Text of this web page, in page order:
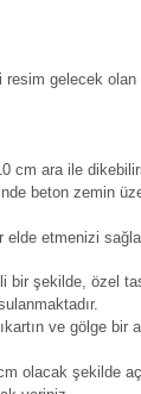
resim gelecek
cm ara ile
beton zemin
etmenizi
bir şekilde, özel
ve gölge
olacak şekilde